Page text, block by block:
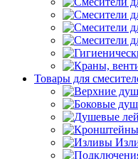
Товары для